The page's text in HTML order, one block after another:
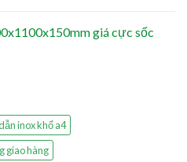
giá cực sốc
inox khổ a4
giao hàng